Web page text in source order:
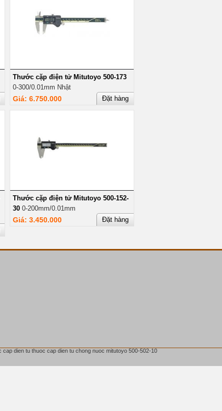
Thước cặp điện tử Mitutoyo 500-173
0-300/0.01mm Nhật
Giá: 6.750.000 Đặt hàng
Thước cặp điện tử Mitutoyo 500-152-
30 0-200mm/0.01mm
Giá: 3.450.000 Đặt hàng
dien tu thuoc cap dien tu chong nuoc mitutoyo 500-502-10